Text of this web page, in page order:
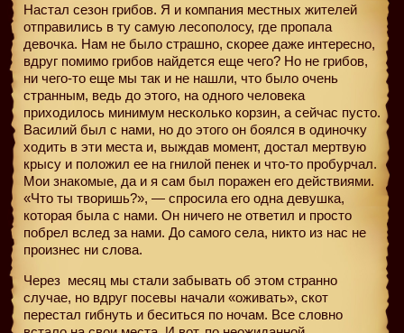
Настал сезон грибов. Я и компания местных жителей
отправились в ту самую лесополосу, где пропала
девочка. Нам не было страшно, скорее даже интересно,
вдруг помимо грибов найдется еще чего? Но не грибов,
ни чего-то еще мы так и не нашли, что было очень
странным, ведь до этого, на одного человека
приходилось минимум несколько корзин, а сейчас пусто.
Василий был с нами, но до этого он боялся в одиночку
ходить в эти места и, выждав момент, достал мертвую
крысу и положил ее на гнилой пенек и что-то пробурчал.
Мои знакомые, да и я сам был поражен его действиями.
«Что ты творишь?», — спросила его одна девушка,
которая была с нами. Он ничего не ответил и просто
побрел вслед за нами. До самого села, никто из нас не
произнес ни слова.
Через месяц мы стали забывать об этом странно
случае, но вдруг посевы начали «оживать», скот
перестал гибнуть и беситься по ночам. Все словно